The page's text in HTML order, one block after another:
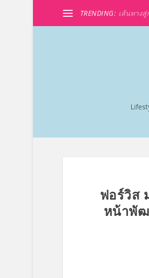
TRENDING: เส้นทางสู่
ฟอร์วิส
หน้าพัฒ